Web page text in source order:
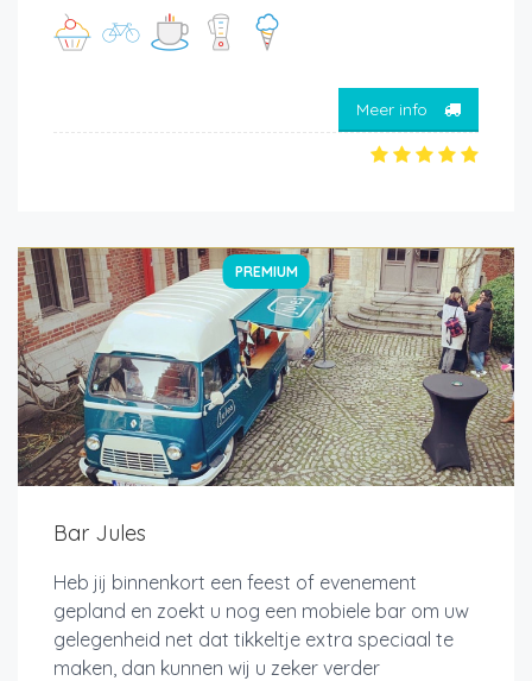
Meer info
PREMIUM
Bar Jules
Heb jij binnenkort een feest of evenement
gepland en zoekt u nog een mobiele bar om uw
gelegenheid net dat tikkeltje extra speciaal te
maken, dan kunnen wij u zeker verder